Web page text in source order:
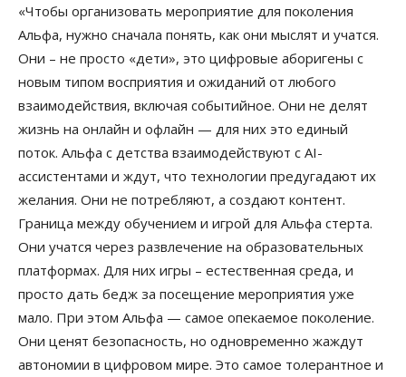
«Чтобы организовать мероприятие для поколения
Альфа, нужно сначала понять, как они мыслят и учатся.
Они – не просто «дети», это цифровые аборигены с
новым типом восприятия и ожиданий от любого
взаимодействия, включая событийное. Они не делят
жизнь на онлайн и офлайн — для них это единый
поток. Альфа с детства взаимодействуют с AI-
ассистентами и ждут, что технологии предугадают их
желания. Они не потребляют, а создают контент.
Граница между обучением и игрой для Альфа стерта.
Они учатся через развлечение на образовательных
платформах. Для них игры – естественная среда, и
просто дать бедж за посещение мероприятия уже
мало. При этом Альфа — самое опекаемое поколение.
Они ценят безопасность, но одновременно жаждут
автономии в цифровом мире. Это самое толерантное и